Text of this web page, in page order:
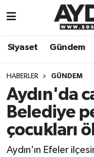
Siyaset Gündem
HABERLER GÜNDEM
Aydın'da
Belediye
çocukları
Aydın'ın Efeler
Gündem
Siyaset
Ekonomi
Aydın Hava
Aydin Namaz
Aydın Trafik